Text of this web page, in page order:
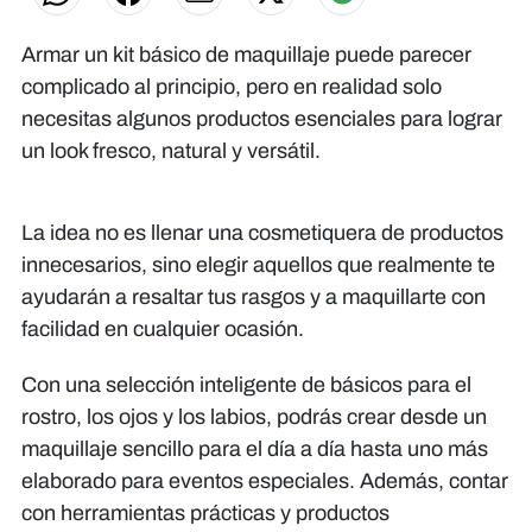
Armar un kit básico de maquillaje puede parecer
complicado al principio, pero en realidad solo
necesitas algunos productos esenciales para lograr
un look fresco, natural y versátil.
La idea no es llenar una cosmetiquera de productos
innecesarios, sino elegir aquellos que realmente te
ayudarán a resaltar tus rasgos y a maquillarte con
facilidad en cualquier ocasión.
Con una selección inteligente de básicos para el
rostro, los ojos y los labios, podrás crear desde un
maquillaje sencillo para el día a día hasta uno más
elaborado para eventos especiales. Además, contar
con herramientas prácticas y productos